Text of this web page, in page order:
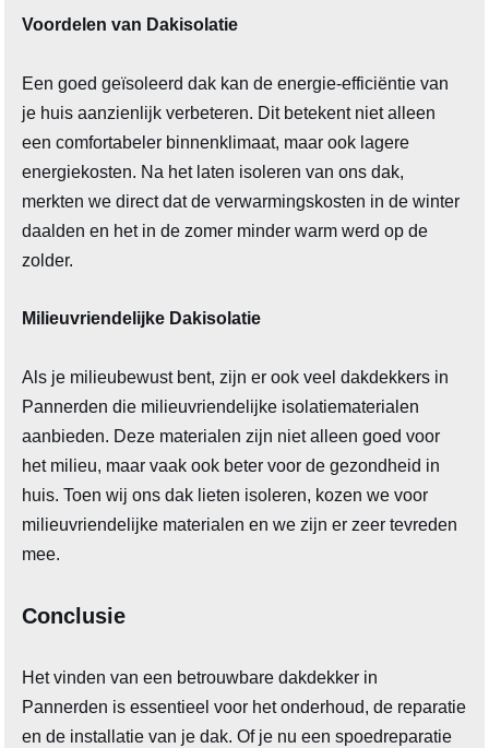
Voordelen van Dakisolatie
Een goed geïsoleerd dak kan de energie-efficiëntie van
je huis aanzienlijk verbeteren. Dit betekent niet alleen
een comfortabeler binnenklimaat, maar ook lagere
energiekosten. Na het laten isoleren van ons dak,
merkten we direct dat de verwarmingskosten in de winter
daalden en het in de zomer minder warm werd op de
zolder.
Milieuvriendelijke Dakisolatie
Als je milieubewust bent, zijn er ook veel dakdekkers in
Pannerden die milieuvriendelijke isolatiematerialen
aanbieden. Deze materialen zijn niet alleen goed voor
het milieu, maar vaak ook beter voor de gezondheid in
huis. Toen wij ons dak lieten isoleren, kozen we voor
milieuvriendelijke materialen en we zijn er zeer tevreden
mee.
Conclusie
Het vinden van een betrouwbare dakdekker in
Pannerden is essentieel voor het onderhoud, de reparatie
en de installatie van je dak. Of je nu een spoedreparatie